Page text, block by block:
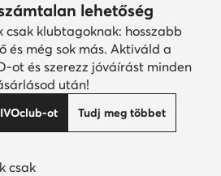
lehetőség
csak klubtagoknak: hosszabb
és még sok más. Aktiváld a
ot és szerezz jóváírást minden
után!
ot Tudj meg többet
csak